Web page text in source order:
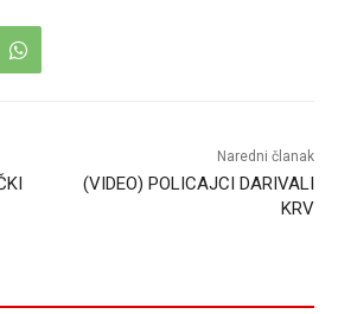
Naredni članak
(VIDEO) POLICAJCI DARIVALI
KRV